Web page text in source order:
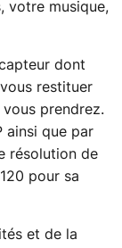
votre musique,
dont
restituer
prendrez.
ainsi que par
résolution de
pour sa
et de la